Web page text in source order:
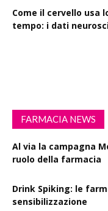
Come il cervello usa
tempo: i dati
FARMACIA NEWS
Al via la campagna
ruolo della farmacia
Drink Spiking: le
sensibilizzazione